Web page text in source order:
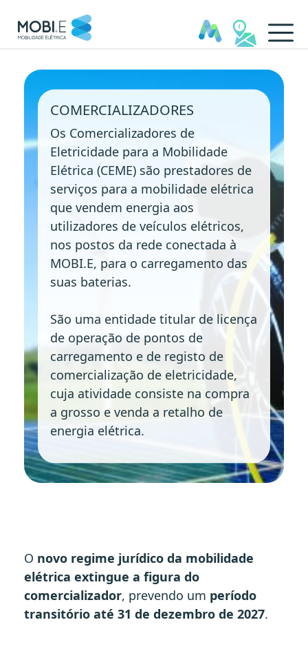
COMERCIALIZADORES
Os Comercializadores de
Eletricidade para a Mobilidade
Elétrica (CEME) são prestadores de
serviços para a mobilidade elétrica
que vendem energia aos
utilizadores de veículos elétricos,
nos postos da rede conectada à
MOBI.E, para o carregamento das
suas baterias.
São uma entidade titular de licença
de operação de pontos de
carregamento e de registo de
comercialização de eletricidade,
cuja atividade consiste na compra
a grosso e venda a retalho de
energia elétrica.
O novo regime jurídico da mobilidade
elétrica extingue a figura do
comercializador, prevendo um período
transitório até 31 de dezembro de 2027.